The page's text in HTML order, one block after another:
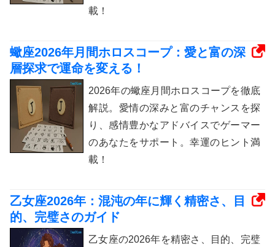
載！
蠍座2026年月間ホロスコープ：愛と富の深
層探求で運命を変える！
2026年の蠍座月間ホロスコープを徹底
解説。愛情の深みと富のチャンスを探
り、感情豊かなアドバイスでゲーマー
のあなたをサポート。幸運のヒント満
載！
乙女座2026年：混沌の年に輝く精密さ、目
的、完璧さのガイド
乙女座の2026年を精密さ、目的、完璧